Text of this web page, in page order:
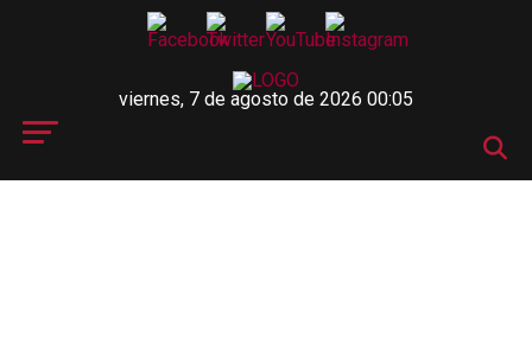
viernes, 7 de agosto de 2026 00:05